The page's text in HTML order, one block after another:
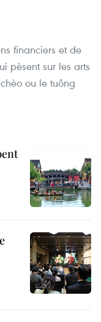
financiers et de
pèsent sur les arts
ou le tuông